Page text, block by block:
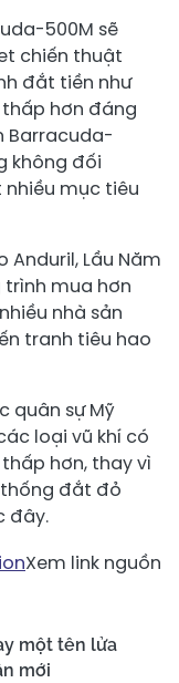
500M sẽ
chiến thuật
đắt tiền như
thấp hơn đáng
Barracuda-
không đối
mục tiêu
Lầu Năm
mua hơn
nhà sản
tranh tiêu hao
quân sự Mỹ
loại vũ khí có
hơn, thay vì
đắt đỏ
đây.
Xem link nguồn
một tên lửa
mới